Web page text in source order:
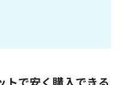
トで安く購入できる